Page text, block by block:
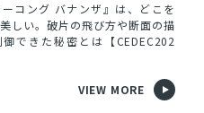
ーコング バナンザ』は、どこを
しい。破片の飛び方や断面の描
できた秘密とは【CEDEC202
VIEW MORE